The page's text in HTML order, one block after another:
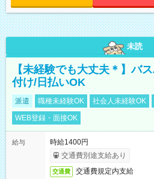
未読
【未経験でも大丈夫＊】バ
付け/日払いOK
派遣 職種未経験OK 社会人未経験OK
WEB登録・面接OK
給与
時給1400円
交通費別途支給あり
交通費 交通費規定内支給